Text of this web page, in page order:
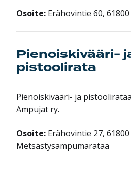
Osoite:Erähovintie 60,
Pienoiskivääri-
pistoolirata
Pienoiskivääri- ja
Ampujat ry.
Osoite:Erähovintie 27,
Metsästysampumarataa